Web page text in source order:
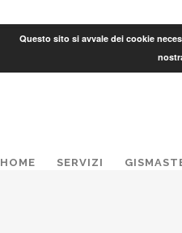
HOME SERVIZI
Questo sito si avvale dei cookie